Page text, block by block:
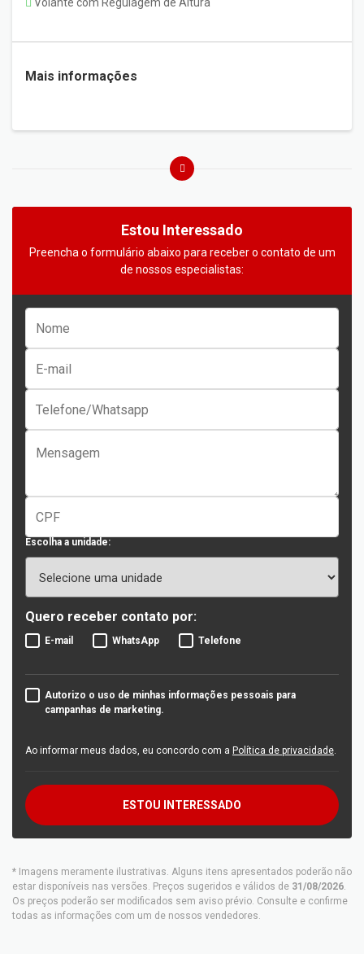
Mais informações
Estou Interessado
Preencha o formulário abaixo para receber o contato de um
de nossos especialistas:
Escolha a unidade:
Quero receber contato por:
E-mail WhatsApp Telefone
Autorizo o uso de minhas informações pessoais para
campanhas de marketing.
Ao informar meus dados, eu concordo com a Política de privacidade.
ESTOU INTERESSADO
* Imagens meramente ilustrativas. Alguns itens apresentados poderão não
estar disponíveis nas versões. Preços sugeridos e válidos de 31/08/2026.
Os preços poderão ser modificados sem aviso prévio. Consulte e confirme
todas as informações com um de nossos vendedores.